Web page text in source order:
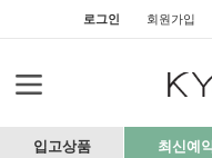
로그인 회원가입
입고상품 최신예